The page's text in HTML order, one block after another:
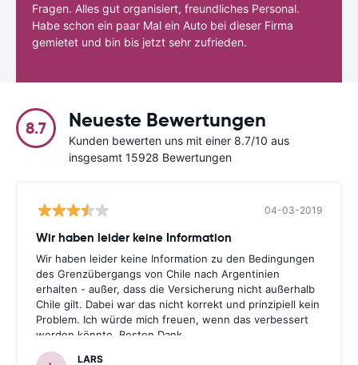
Fragen. Alles gut organisiert, freundliches Personal.
Habe schon ein paar Mal ein Auto bei dieser Firma
gemietet und bin bis jetzt sehr zufrieden.
8.7 Neueste Bewertungen
Kunden bewerten uns mit einer 8.7/10 aus
insgesamt 15928 Bewertungen
04-03-2019
Wir haben leider keine Information
Wir haben leider keine Information zu den Bedingungen
des Grenzübergangs von Chile nach Argentinien
erhalten - außer, dass die Versicherung nicht außerhalb
Chile gilt. Dabei war das nicht korrekt und prinzipiell kein
Problem. Ich würde mich freuen, wenn das verbessert
werden könnte. Besten Dank.
LARS